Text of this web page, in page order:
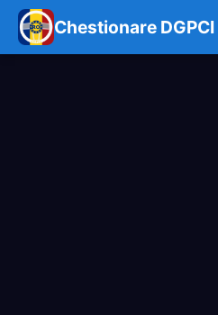
Chestionare DGPCI